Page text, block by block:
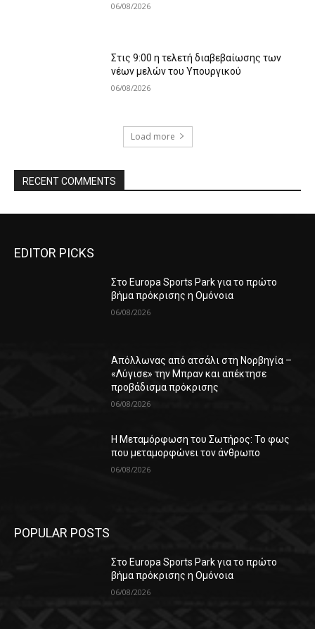
06/08/2026
Στις 9:00 η τελετή διαβεβαίωσης των
νέων μελών του Υπουργικού
06/08/2026
Load more
RECENT COMMENTS
EDITOR PICKS
Στο Europa Sports Park για το πρώτο
βήμα πρόκρισης η Ομόνοια
06/08/2026
Απόλλωνας από ατσάλι στη Νορβηγία –
«Λύγισε» την Μπραν και απέκτησε
προβάδισμα πρόκρισης
06/08/2026
Η Μεταμόρφωση του Σωτήρος: Το φως
που μεταμορφώνει τον άνθρωπο
06/08/2026
POPULAR POSTS
Στο Europa Sports Park για το πρώτο
βήμα πρόκρισης η Ομόνοια
06/08/2026